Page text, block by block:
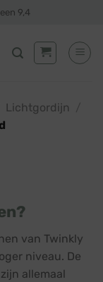
9,4
Lichtgordijn
van Twinkly
niveau. De
allemaal